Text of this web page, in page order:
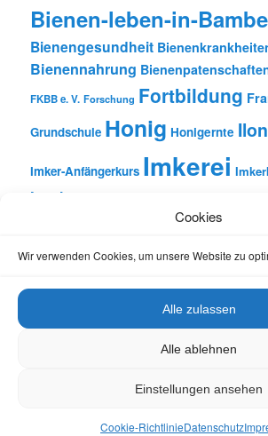
Cookies
Wir verwenden Cookies, um unsere Website zu
Alle zulassen
Alle ablehnen
Einstellungen ansehen
Cookie-RichtlinieDatenschutz
Bienen-leben-in-
Bienengesundheit
Bienennahrung
FKBB e. V. Forschung Fortbildung
Grundschule Honig Honigernte
Imker-Anfängerkurs Imkerei
Insekten
Natur Oberfranken
Vortrag Wachs
Datenschutz Stolz präsentiert von